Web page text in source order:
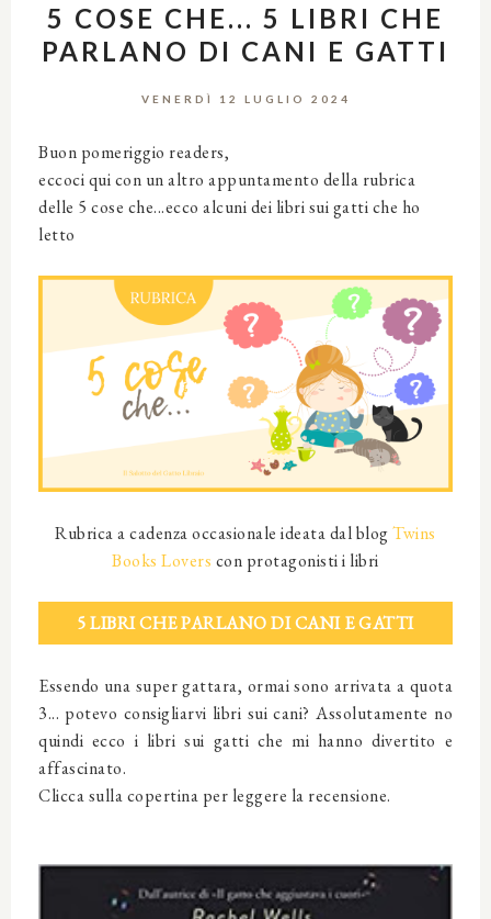
5 COSE CHE... 5 LIBRI CHE
PARLANO DI CANI E GATTI
VENERDÌ 12 LUGLIO 2024
Buon pomeriggio readers,
eccoci qui con un altro appuntamento della rubrica
delle 5 cose che...ecco alcuni dei libri sui gatti che ho
letto
Rubrica a cadenza occasionale ideata dal blogTwins
Books Lovers con protagonisti i libri
5 LIBRI CHE PARLANO DI CANI E GATTI
Essendo una super gattara, ormai sono arrivata a quota
3... potevo consigliarvi libri sui cani? Assolutamente no
quindi ecco i libri sui gatti che mi hanno divertito e
affascinato.
Clicca sulla copertina per leggere la recensione.